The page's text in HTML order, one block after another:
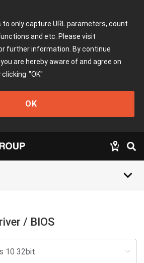
only capture URL parameters, count
and etc. Please visit
further information. By continue
are hereby aware of and agree on
clicking "OK"
OK
keyboard_arrow_down
/ BIOS